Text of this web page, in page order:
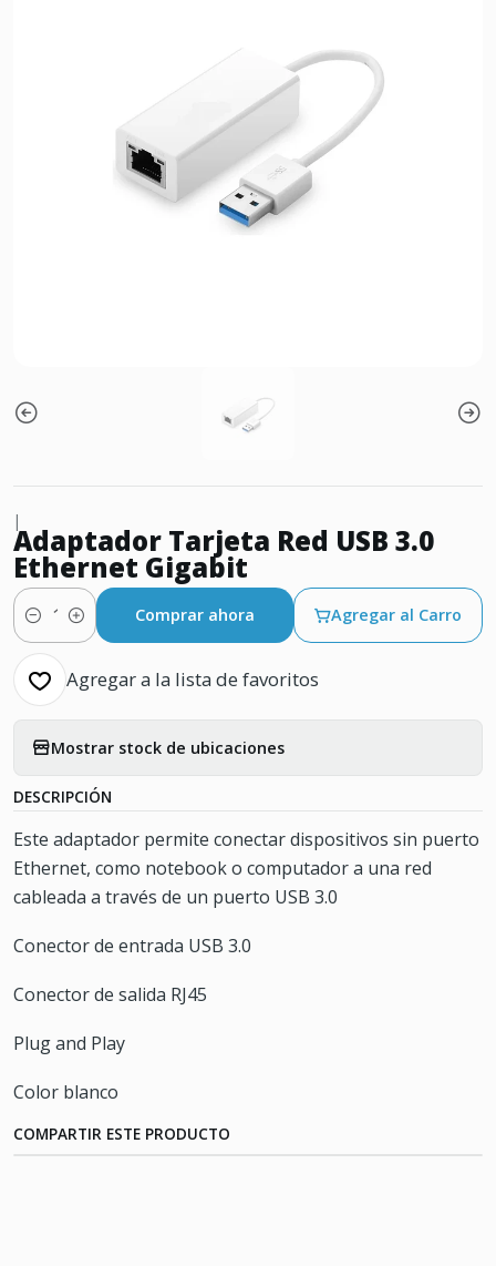
|
Adaptador Tarjeta Red USB 3.0
Ethernet Gigabit
Cantidad
Agregar al Carro
Comprar ahora
Agregar a la lista de favoritos
Mostrar stock de ubicaciones
DESCRIPCIÓN
Este adaptador permite conectar dispositivos sin puerto
Ethernet, como notebook o computador a una red
cableada a través de un puerto USB 3.0
Conector de entrada USB 3.0
Conector de salida RJ45
Plug and Play
Color blanco
COMPARTIR ESTE PRODUCTO